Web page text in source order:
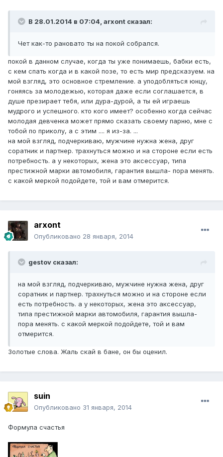
В 28.01.2014 в 07:04, arxont сказал:
Чет как-то рановато ты на покой собрался.
покой в данном случае, когда ты уже понимаешь, бабки есть,
с кем спать когда и в какой позе, то есть мир предсказуем. на
мой взгляд, это основное стремление. а уподобляться юнцу,
гоняясь за молодежью, которая даже если соглашается, в
душе презирает тебя, или дура-дурой, а ты ей играешь
мудрого и успешного. кто кого имеет? особенно когда сейчас
молодая девченка может прямо сказать своему парню, мне с
тобой по приколу, а с этим .... я из-за. ...
на мой взгляд, подчеркиваю, мужчине нужна жена, друг
соратник и партнер. трахнуться можно и на стороне если есть
потребность. а у некоторых, жена это аксессуар, типа
престижной марки автомобиля, гарантия вышла- пора менять.
с какой меркой подойдете, той и вам отмерится.
arxont
Опубликовано 28 января, 2014
gestov сказал:
на мой взгляд, подчеркиваю, мужчине нужна жена, друг
соратник и партнер. трахнуться можно и на стороне если
есть потребность. а у некоторых, жена это аксессуар,
типа престижной марки автомобиля, гарантия вышла-
пора менять. с какой меркой подойдете, той и вам
отмерится.
Золотые слова. Жаль скай в бане, он бы оценил.
suin
Опубликовано 31 января, 2014
Формула счастья